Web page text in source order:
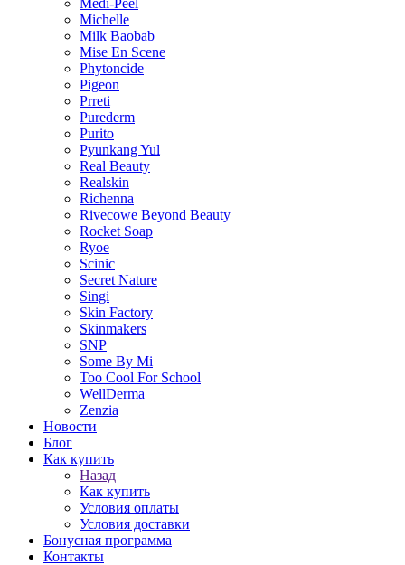
Medi-Peel
Michelle
Milk Baobab
Mise En Scene
Phytoncide
Pigeon
Prreti
Purederm
Purito
Pyunkang Yul
Real Beauty
Realskin
Richenna
Rivecowe Beyond Beauty
Rocket Soap
Ryoe
Scinic
Secret Nature
Singi
Skin Factory
Skinmakers
SNP
Some By Mi
Too Cool For School
WellDerma
Zenzia
Новости
Блог
Как купить
Назад
Как купить
Условия оплаты
Условия доставки
Бонусная программа
Контакты